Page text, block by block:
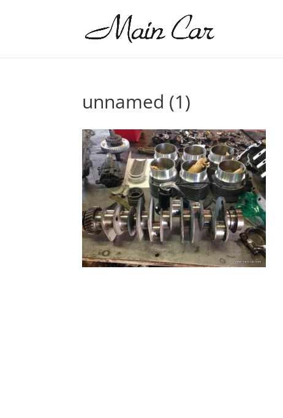
unnamed (1)